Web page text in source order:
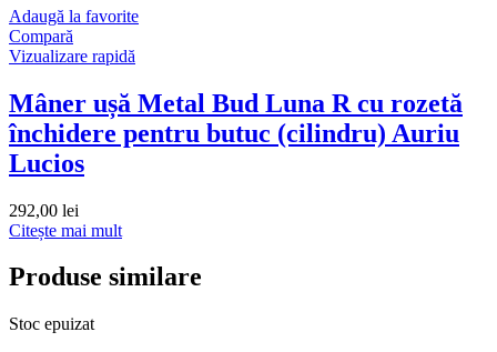
Adaugă la favorite
Compară
Vizualizare rapidă
Mâner ușă Metal Bud Luna R cu rozetă
închidere pentru butuc (cilindru) Auriu
Lucios
292,00 lei
Citește mai mult
Produse similare
Stoc epuizat